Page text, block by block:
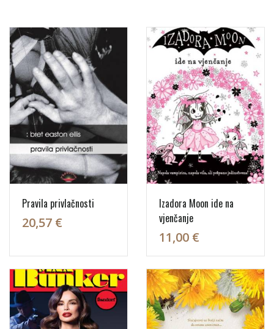
Pravila privlačnosti
20,57 €
Izadora Moon ide na
vjenčanje
11,00 €